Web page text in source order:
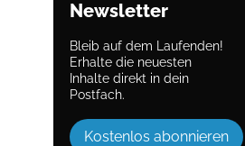
Newsletter
Bleib auf dem Laufenden!
Erhalte die neuesten
Inhalte direkt in dein
Postfach.
Kostenlos abonnieren